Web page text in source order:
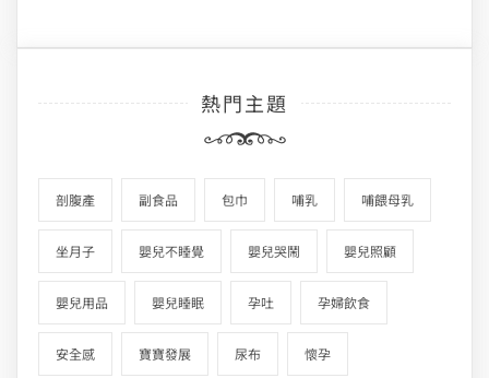
熱門主題
剖腹產 副食品 包巾 哺乳 哺餵母乳
坐月子 嬰兒不睡覺 嬰兒哭鬧 嬰兒照顧
嬰兒用品 嬰兒睡眠 孕吐 孕婦飲食
安全感 寶寶發展 尿布 懷孕